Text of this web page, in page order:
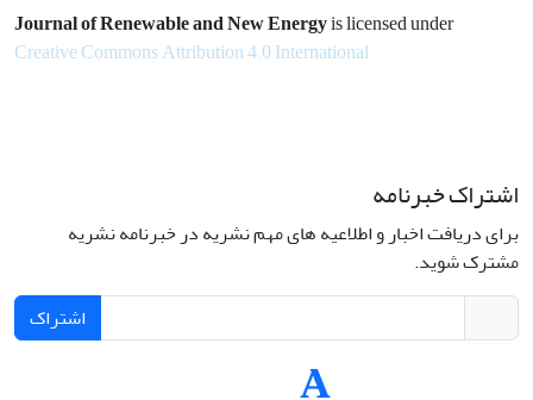
Journal of Renewable and New Energyis licensed under
Creative Commons Attribution 4.0 International
اشتراک خبرنامه
برای دریافت اخبار و اطلاعیه های مهم نشریه در خبرنامه نشریه
مشترک شوید.
اشتراک